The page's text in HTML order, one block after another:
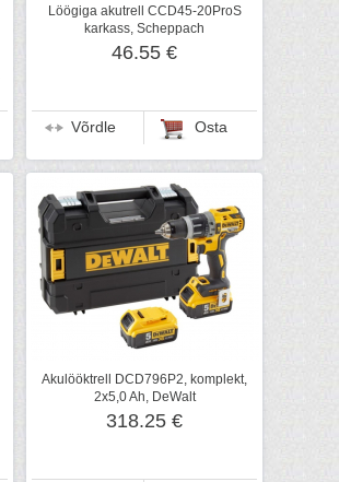
Löögiga akutrell CCD45-20ProS
karkass, Scheppach
46.55 €
Võrdle Osta
Akulööktrell DCD796P2, komplekt,
2x5,0 Ah, DeWalt
318.25 €